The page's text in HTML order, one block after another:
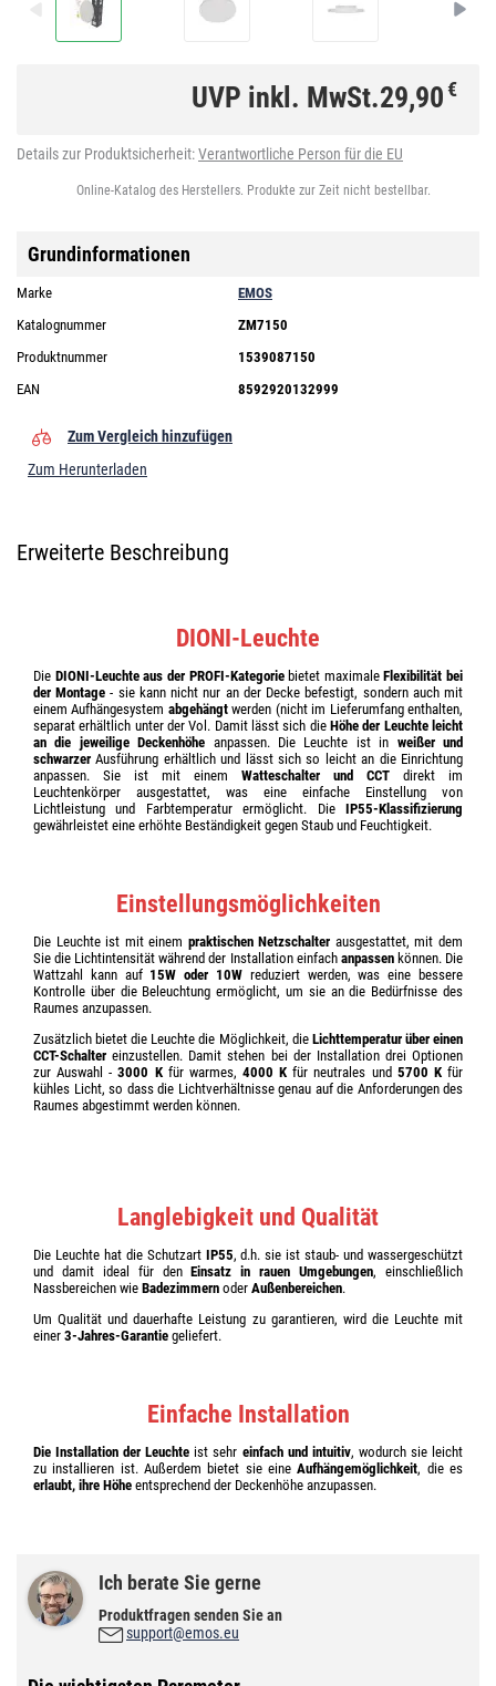
UVP inkl. MwSt.29,90€
Details zur Produktsicherheit:Verantwortliche Person für die EU
Online-Katalog des Herstellers. Produkte zur Zeit nicht bestellbar.
Grundinformationen
Marke
EMOS
Katalognummer
ZM7150
Produktnummer
1539087150
EAN
8592920132999
Zum Vergleich hinzufügen
Zum Herunterladen
Erweiterte Beschreibung
DIONI-Leuchte
Die DIONI-Leuchte aus der PROFI-Kategoriebietet maximaleFlexibilität bei
der Montage - sie kann nicht nur an der Decke befestigt, sondern auch mit
einem Aufhängesystem abgehängtwerden (nicht im Lieferumfang enthalten,
separat erhältlich unter der Vol. Damit lässt sich die Höhe der Leuchte leicht
an die jeweilige Deckenhöhe anpassen. Die Leuchte ist in weißer und
schwarzer Ausführung erhältlich und lässt sich so leicht an die Einrichtung
anpassen. Sie ist mit einem Watteschalter und CCT direkt im
Leuchtenkörper ausgestattet, was eine einfache Einstellung von
Lichtleistung und Farbtemperatur ermöglicht. Die IP55-Klassifizierung
gewährleistet eine erhöhte Beständigkeit gegen Staub und Feuchtigkeit.
Einstellungsmöglichkeiten
Die Leuchte ist mit einem praktischen Netzschalter ausgestattet, mit dem
Sie die Lichtintensität während der Installation einfach anpassenkönnen. Die
Wattzahl kann auf 15W oder 10W reduziert werden, was eine bessere
Kontrolle über die Beleuchtung ermöglicht, um sie an die Bedürfnisse des
Raumes anzupassen.
Zusätzlich bietet die Leuchte die Möglichkeit, die Lichttemperatur über einen
CCT-Schalter einzustellen. Damit stehen bei der Installation drei Optionen
zur Auswahl -3000 Kfür warmes,4000 K für neutrales und 5700 Kfür
kühles Licht, so dass die Lichtverhältnisse genau auf die Anforderungen des
Raumes abgestimmt werden können.
Langlebigkeit und Qualität
Die Leuchte hat die Schutzart IP55, d.h. sie ist staub- und wassergeschützt
und damit ideal für denEinsatz in rauen Umgebungen, einschließlich
Nassbereichen wie Badezimmern oder Außenbereichen.
Um Qualität und dauerhafte Leistung zu garantieren, wird die Leuchte mit
einer 3-Jahres-Garantie geliefert.
Einfache Installation
Die Installation der Leuchte ist sehr einfach und intuitiv, wodurch sie leicht
zu installieren ist. Außerdem bietet sie eineAufhängemöglichkeit, die es
erlaubt, ihre Höhe entsprechend der Deckenhöhe anzupassen.
Ich berate Sie gerne
Produktfragen senden Sie an
support@emos.eu